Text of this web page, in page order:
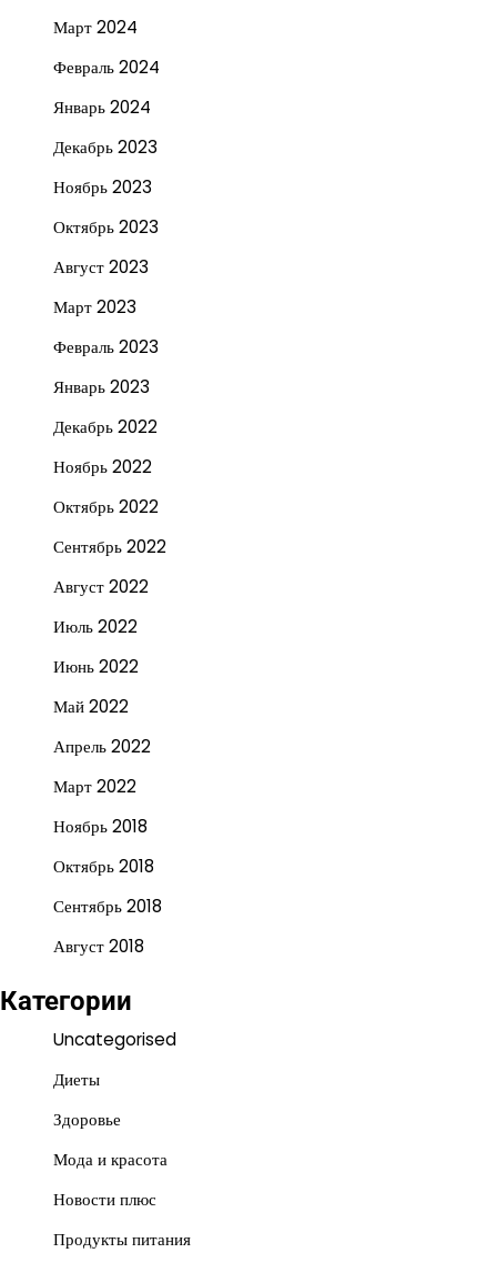
Март 2024
Февраль 2024
Январь 2024
Декабрь 2023
Ноябрь 2023
Октябрь 2023
Август 2023
Март 2023
Февраль 2023
Январь 2023
Декабрь 2022
Ноябрь 2022
Октябрь 2022
Сентябрь 2022
Август 2022
Июль 2022
Июнь 2022
Май 2022
Апрель 2022
Март 2022
Ноябрь 2018
Октябрь 2018
Сентябрь 2018
Август 2018
Категории
Uncategorised
Диеты
Здоровье
Мода и красота
Новости плюс
Продукты питания